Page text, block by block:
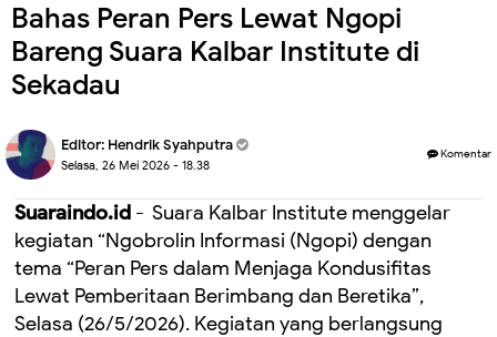
Bahas Peran Pers Lewat Ngopi
Bareng Suara Kalbar Institute di
Sekadau
Editor: Hendrik Syahputra
Selasa, 26 Mei 2026 - 18.38
Komentar
Suaraindo.id - Suara Kalbar Institute menggelar
kegiatan “Ngobrolin Informasi (Ngopi) dengan
tema “Peran Pers dalam Menjaga Kondusifitas
Lewat Pemberitaan Berimbang dan Beretika”,
Selasa (26/5/2026). Kegiatan yang berlangsung